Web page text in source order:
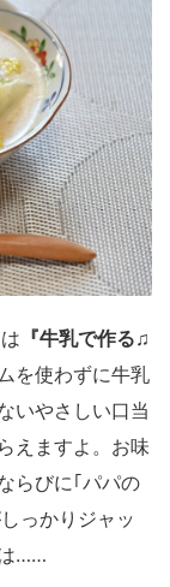
『牛乳で作る♫
を使わずに牛乳
いやさしい口当
えますよ。お味
らびに｢パパの
っかりジャッ
……